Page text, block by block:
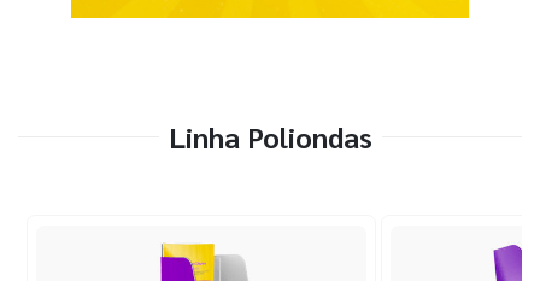
Linha Poliondas